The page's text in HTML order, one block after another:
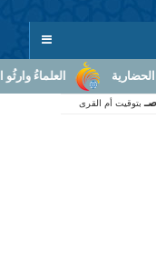
العلماءُ وارثُو النبوّة: من
بتوقيت أم القرى